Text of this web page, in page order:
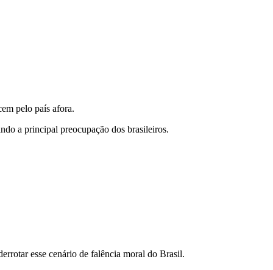
pelo país afora.
a principal preocupação dos brasileiros.
esse cenário de falência moral do Brasil.